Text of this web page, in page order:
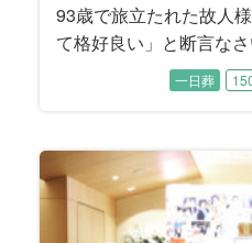
93歳で旅立たれた故人
て格好良い」と断言な
部やってくれたから、
て……」と肩を落として
進みました。 読書家で
無口でダンディな故人
とがご葬儀のテーマに
一日葬